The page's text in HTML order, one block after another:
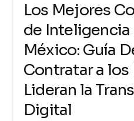
Los Mejores
de
México: Guía
Contratar a
Lideran la
Digital